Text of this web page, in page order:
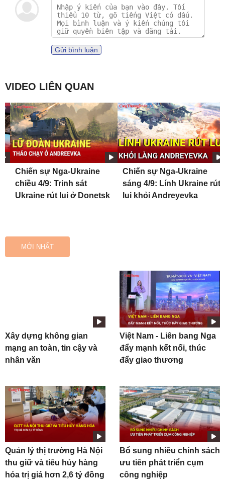
Gửi bình luận
VIDEO LIÊN QUAN
Chiến sự Nga-Ukraine
chiều 4/9: Trinh sát
Ukraine rút lui ở Donetsk
Chiến sự Nga-Ukraine
sáng 4/9: Lính Ukraine rút
lui khỏi Andreyevka
MỚI NHẤT
Xây dựng không gian
mạng an toàn, tin cậy và
nhân văn
Việt Nam - Liên bang Nga
đẩy mạnh kết nối, thúc
đẩy giao thương
Quản lý thị trường Hà Nội
thu giữ và tiêu hủy hàng
hóa trị giá hơn 2,6 tỷ đồng
Bổ sung nhiều chính sách
ưu tiên phát triển cụm
công nghiệp